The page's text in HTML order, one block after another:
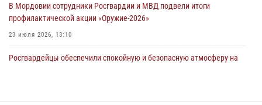
В Мордовии сотрудники Росгвардии и МВД подвели итоги
профилактической акции «Оружие‑2026»
23 июля 2026, 13:10
Росгвардейцы обеспечили спокойную и безопасную атмосферу на